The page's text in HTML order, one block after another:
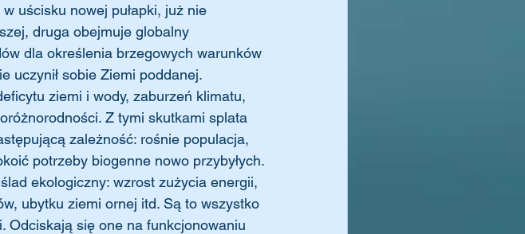
uścisku nowej pułapki, już nie
druga obejmuje globalny
dla określenia brzegowych warunków
uczynił sobie Ziemi poddanej.
ziemi i wody, zaburzeń klimatu,
Z tymi skutkami splata
zależność: rośnie populacja,
potrzeby biogenne nowo przybyłych.
ekologiczny: wzrost zużycia energii,
ubytku ziemi ornej itd. Są to wszystko
Odciskają się one na funkcjonowaniu